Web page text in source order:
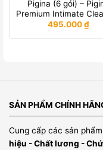
Pigina (6 gói) –
Premium Intimate
495.000₫
SẢN PHẨM CHÍNH
Cung cấp các sản phẩm
hiệu - Chất lương -